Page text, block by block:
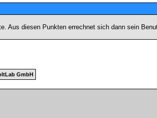
Aus diesen Punkten errechnet sich dann sein
GmbH